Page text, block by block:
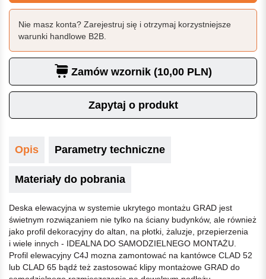
Nie masz konta? Zarejestruj się i otrzymaj korzystniejsze
warunki handlowe B2B.
Zamów wzornik (10,00 PLN)
Zapytaj o produkt
Opis Parametry techniczne
Materiały do pobrania
Deska elewacyjna w systemie ukrytego montażu GRAD jest
świetnym rozwiązaniem nie tylko na ściany budynków, ale również
jako profil dekoracyjny do altan, na płotki, żaluzje, przepierzenia
i wiele innych - IDEALNA DO SAMODZIELNEGO MONTAŻU.
Profil elewacyjny C4J mozna zamontować na kantówce CLAD 52
lub CLAD 65 bądź też zastosować klipy montażowe GRAD do